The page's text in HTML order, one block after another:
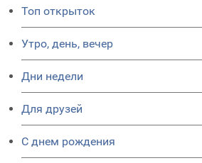
Топ открыток
Утро, день, вечер
Дни недели
Для друзей
C днем рождения